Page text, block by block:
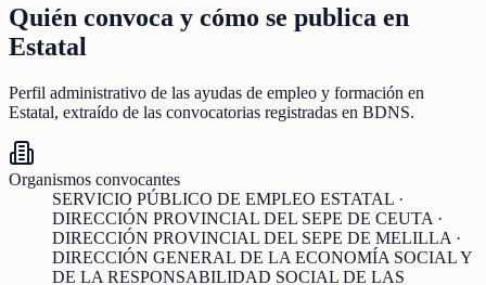
Quién convoca y cómo se publica en
Estatal
Perfil administrativo de las ayudas de empleo y formación en
Estatal, extraído de las convocatorias registradas en BDNS.
Organismos convocantes
SERVICIO PÚBLICO DE EMPLEO ESTATAL ·
DIRECCIÓN PROVINCIAL DEL SEPE DE CEUTA ·
DIRECCIÓN PROVINCIAL DEL SEPE DE MELILLA ·
DIRECCIÓN GENERAL DE LA ECONOMÍA SOCIAL Y
DE LA RESPONSABILIDAD SOCIAL DE LAS